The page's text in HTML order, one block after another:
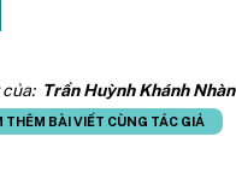
của: Trần Huỳnh Khánh Nhàn
THÊM BÀI VIẾT CÙNG TÁC GIẢ